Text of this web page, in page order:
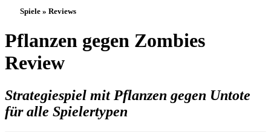
Spiele » Reviews
Pflanzen gegen Zombies
Review
Strategiespiel mit Pflanzen gegen Untote
für alle Spielertypen